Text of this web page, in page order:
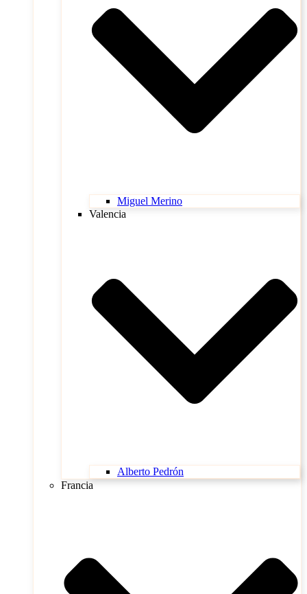
Miguel Merino
Valencia
Alberto Pedrón
Francia